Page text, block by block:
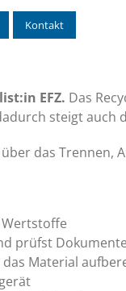
Kontakt
EFZ. Das
steigt auch
das Trennen,
prüfst Dokumente
Material